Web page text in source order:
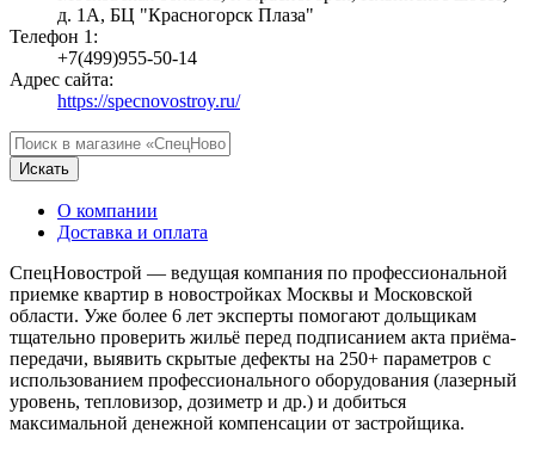
д. 1А, БЦ "Красногорск Плаза"
Телефон 1:
+7(499)955-50-14
Адрес сайта:
https://specnovostroy.ru/
Искать
О компании
Доставка и оплата
СпецНовострой — ведущая компания по профессиональной
приемке квартир в новостройках Москвы и Московской
области. Уже более 6 лет эксперты помогают дольщикам
тщательно проверить жильё перед подписанием акта приёма-
передачи, выявить скрытые дефекты на 250+ параметров с
использованием профессионального оборудования (лазерный
уровень, тепловизор, дозиметр и др.) и добиться
максимальной денежной компенсации от застройщика.